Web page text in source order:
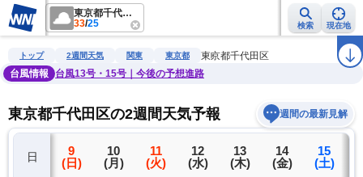
東京都千代田区
33/25 検索 現在地
雨雲レーダー 台風情報 地震情報 警報・注意報 ラ
トップ 2週間天気 関東 東京都
東京都千代田区
台風情報
台風13号・15号｜今後の予想進路
東京都千代田区の2週間天気予報 週間の最新見解
日
8
(土)
9
(日)
10
(月)
11
(火)
12
(水)
13
(木)
14
(金)
15
(土)